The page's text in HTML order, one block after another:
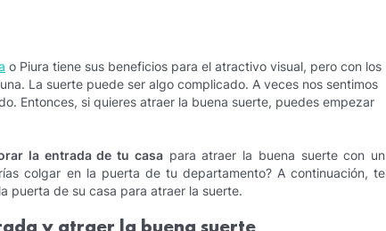
o Piura tiene sus beneficios para el atractivo visual, pero con los
La suerte puede ser algo complicado. A veces nos sentimos
Entonces, si quieres atraer la buena suerte, puedes empezar
la entrada de tu casapara atraer la buena suerte con un
colgar en la puerta de tu departamento? A continuación, te
puerta de su casa para atraer la suerte.
y atraer la buena suerte